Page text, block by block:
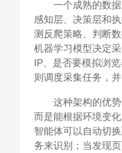
一个成熟的数
感知层、决策层和
测反爬策略、判断
机器学习模型决定
IP、是否要模拟浏
则调度采集任务，并
这种架构的优
而是能根据环境变
智能体可以自动切
务来识别；当发现